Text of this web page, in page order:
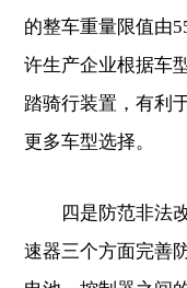
的整车重量限值由
许生产企业根据车
踏骑行装置，有利
更多车型选择。
四是防范非法改
速器三个方面完善